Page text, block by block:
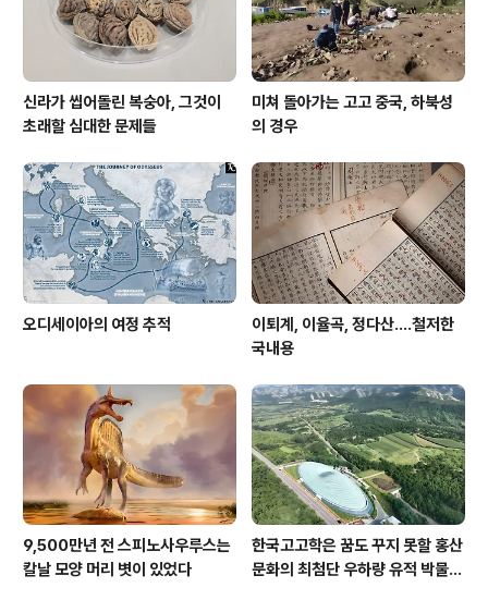
작업 중이거니와 메시지를 넣으니 아니나 다를까 현지에..
신라가 씹어돌린 복숭아, 그것이
초래할 심대한 문제들
미쳐 돌아가는 고고 중국, 하북성
의 경우
오디세이아의 여정 추적
이퇴계, 이율곡, 정다산....철저한
국내용
9,500만년 전 스피노사우루스는
칼날 모양 머리 볏이 있었다
한국고고학은 꿈도 꾸지 못할 홍산
문화의 최첨단 우하량 유적 박물관